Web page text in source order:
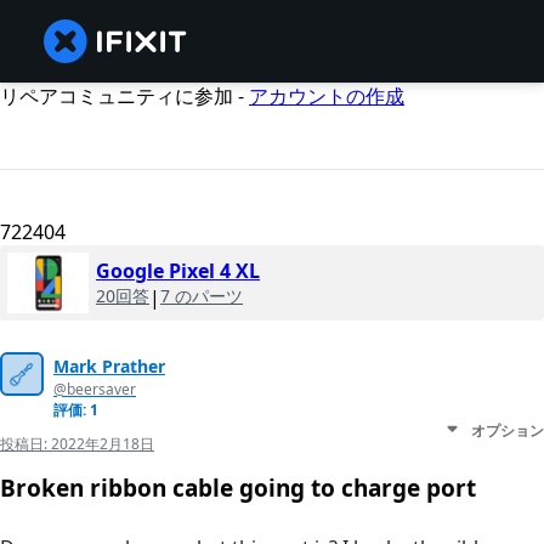
リペアコミュニティに参加 - アカウントの作成
722404
Google Pixel 4 XL
20回答| 7 のパーツ
Mark Prather
@beersaver
評価: 1
投稿日:2022年2月18日
オプション
Broken ribbon cable going to charge port